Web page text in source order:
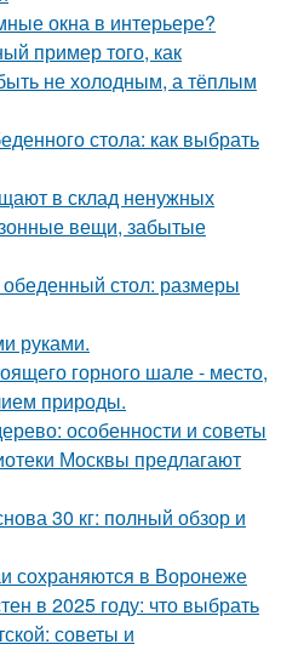
окна в интерьере?
пример того, как
не холодным, а тёплым
стола: как выбрать
в склад ненужных
вещи, забытые
стол: размеры
руками.
горного шале - место,
природы.
особенности и советы
Москвы предлагают
30 кг: полный обзор и
сохраняются в Воронеже
в 2025 году: что выбрать
советы и